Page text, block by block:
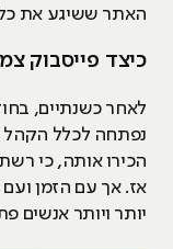
האתר ששיגע את כל
כיצד פייסבוק
נפתחה לכלל הקהל
הכירו אותה, כי
אז. אך עם הזמן ועם
יותר ויותר אנשים